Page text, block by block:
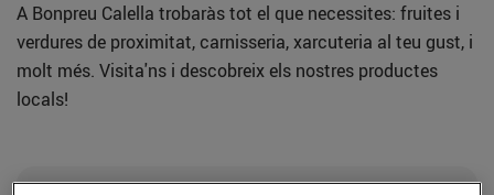
A Bonpreu Calella trobaràs tot el que necessites: fruites i
verdures de proximitat, carnisseria, xarcuteria al teu gust, i
molt més. Visita'ns i descobreix els nostres productes
locals!